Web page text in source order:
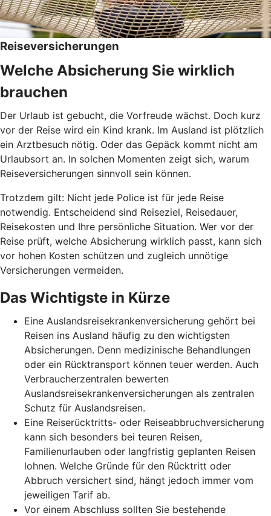
Reiseversicherungen
Welche Absicherung Sie wirklich
brauchen
Der Urlaub ist gebucht, die Vorfreude wächst. Doch kurz
vor der Reise wird ein Kind krank. Im Ausland ist plötzlich
ein Arztbesuch nötig. Oder das Gepäck kommt nicht am
Urlaubsort an. In solchen Momenten zeigt sich, warum
Reiseversicherungen sinnvoll sein können.
Trotzdem gilt: Nicht jede Police ist für jede Reise
notwendig. Entscheidend sind Reiseziel, Reisedauer,
Reisekosten und Ihre persönliche Situation. Wer vor der
Reise prüft, welche Absicherung wirklich passt, kann sich
vor hohen Kosten schützen und zugleich unnötige
Versicherungen vermeiden.
Das Wichtigste in Kürze
Eine Auslandsreisekrankenversicherung gehört bei
Reisen ins Ausland häufig zu den wichtigsten
Absicherungen. Denn medizinische Behandlungen
oder ein Rücktransport können teuer werden. Auch
Verbraucherzentralen bewerten
Auslandsreisekrankenversicherungen als zentralen
Schutz für Auslandsreisen.
Eine Reiserücktritts- oder Reiseabbruchversicherung
kann sich besonders bei teuren Reisen,
Familienurlauben oder langfristig geplanten Reisen
lohnen. Welche Gründe für den Rücktritt oder
Abbruch versichert sind, hängt jedoch immer vom
jeweiligen Tarif ab.
Vor einem Abschluss sollten Sie bestehende